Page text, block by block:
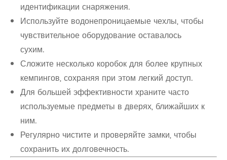
идентификации снаряжения.
Используйте водонепроницаемые чехлы, чтобы
чувствительное оборудование оставалось
сухим.
Сложите несколько коробок для более крупных
кемпингов, сохраняя при этом легкий доступ.
Для большей эффективности храните часто
используемые предметы в дверях, ближайших к
ним.
Регулярно чистите и проверяйте замки, чтобы
сохранить их долговечность.